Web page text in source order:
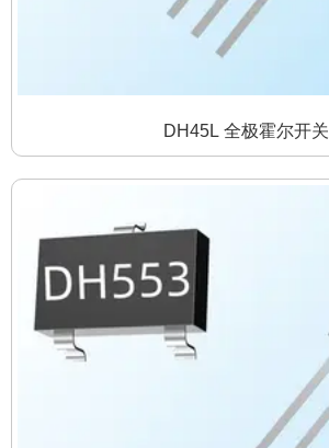
DH45L 全极霍尔开关